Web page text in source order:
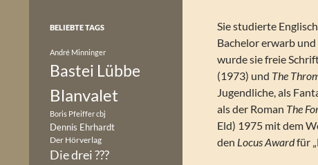
Sie studierte
Bachelor erwarb
wurde sie freie
(1973) und The
Jugendliche, als
als der Roman The
Eld) 1975 mit dem
den Locus Awardfür
BELIEBTE TAGS
André Minninger
Bastei Lübbe
Blanvalet
Boris Pfeiffercbj
Dennis Ehrhardt
Der Hörverlag
Die drei ???